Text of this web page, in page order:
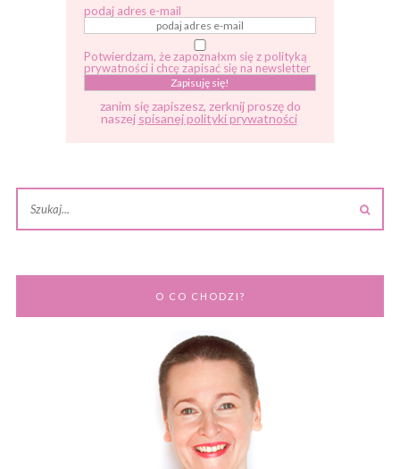
podaj adres e-mail
Potwierdzam, że zapoznałxm się z polityką
prywatności i chcę zapisać się na newsletter
zanim się zapiszesz, zerknij proszę do
naszej spisanej polityki prywatności
O CO CHODZI?